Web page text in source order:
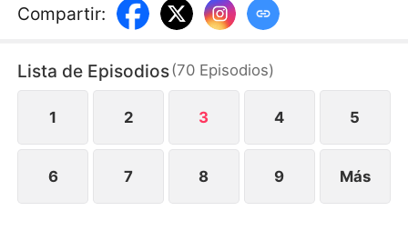
del hombre más rico del mundo y el único heredero
de un imperio empresarial. Tras el divorcio, Mateo
vida, mientras la familia Salazar enfrenta las
consecuencias de su arrogancia y de haber
subestimado al hombre que despreciaron.
Compartir:
Lista de Episodios(70 Episodios)
1 2 3 4 5
6 7 8 9 Más